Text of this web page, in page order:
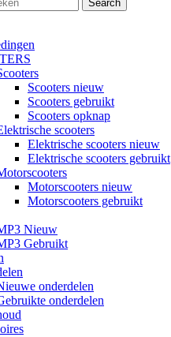
Search
Scooters nieuw
Scooters gebruikt
Scooters opknap
scooters
Elektrische scooters nieuw
Elektrische scooters gebruikt
Motorscooters nieuw
Motorscooters gebruikt
Nieuw
Gebruikt
onderdelen
onderdelen